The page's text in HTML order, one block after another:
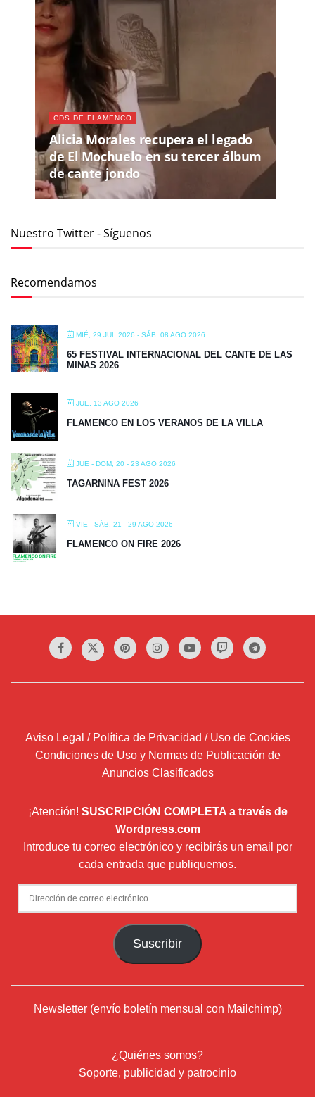
CDS DE FLAMENCO
Alicia Morales recupera el legado
de El Mochuelo en su tercer álbum
de cante jondo
Nuestro Twitter - Síguenos
Recomendamos
MIÉ, 29 JUL 2026 - SÁB, 08 AGO 2026
65 FESTIVAL INTERNACIONAL DEL CANTE DE LAS
MINAS 2026
JUE, 13 AGO 2026
FLAMENCO EN LOS VERANOS DE LA VILLA
JUE - DOM, 20 - 23 AGO 2026
TAGARNINA FEST 2026
VIE - SÁB, 21 - 29 AGO 2026
FLAMENCO ON FIRE 2026
Aviso Legal / Política de Privacidad / Uso de Cookies
Condiciones de Uso y Normas de Publicación de
Anuncios Clasificados
¡Atención! SUSCRIPCIÓN COMPLETA a través de
Wordpress.com
Introduce tu correo electrónico y recibirás un email por
cada entrada que publiquemos.
Dirección
de
Suscribir
Newsletter (envío boletín mensual con Mailchimp)
¿Quiénes somos?
Soporte, publicidad y patrocinio